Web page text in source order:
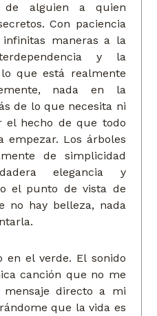
de alguien a quien
Con paciencia
maneras a la
y la
que está realmente
nada en la
de lo que necesita ni
el hecho de que todo
empezar. Los árboles
de simplicidad
elegancia y
el punto de vista de
no hay belleza, nada
en el verde. El sonido
canción que no me
directo a mi
que la vida es